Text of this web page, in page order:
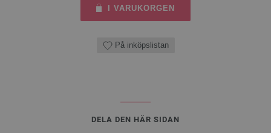
I VARUKORGEN
På inköpslistan
DELA DEN HÄR SIDAN